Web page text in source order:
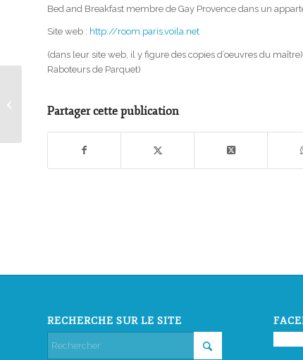
Bed and Breakfast membre de Gay Provence dans un
Site web : http://room.paris.voila.net
(dans leur site web, il y figure des copies d’oeuvres du
Raboteurs de Parquet)
Partager cette publication
RECHERCHE SUR LE SITE
Donjon (Bourgogne)